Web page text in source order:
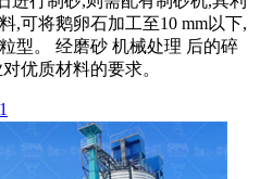
,可将鹅卵石加工至10 mm以下,
型。 经磨砂 机械处理 后的碎
优质材料的要求。